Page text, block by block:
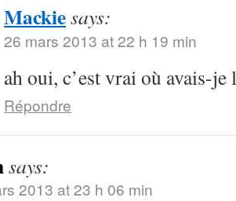
Mackiesays:
26 mars 2013 at 22 h 19 min
ah oui, c’est vrai où avais-je
Répondre
says:
2013 at 23 h 06 min